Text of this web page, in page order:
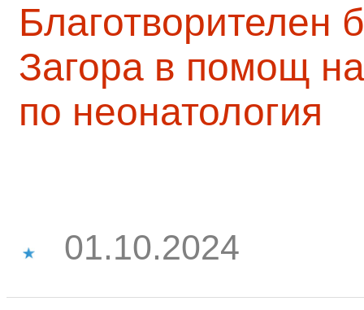
Благотворителен
Загора в помощ
по неонатология
01.10.2024